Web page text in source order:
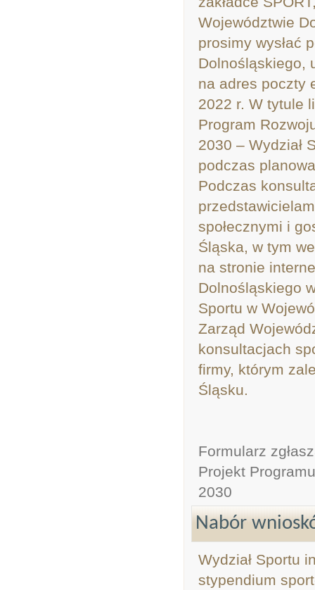
Województwie
prosimy wysłać
Dolnośląskiego,
na adres poczty
2022 r. W tytule
Program
2030 – Wydział
podczas
Podczas
społecznymi i
Śląska, w tym
na stronie
Dolnośląskiego
Sportu w
Zarząd
konsultacjach
firmy, którym
Śląsku.
Formularz
Projekt
2030
Nabór
Wydział Sportu
stypendium